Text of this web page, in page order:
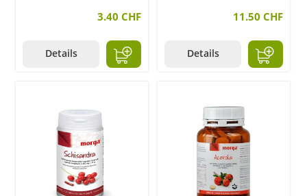
3.40 CHF
Details
11.50 CHF
Details